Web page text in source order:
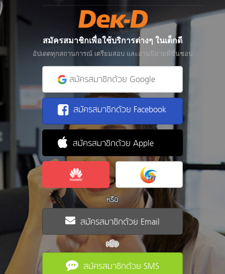
สมัครสมาชิกเพื่อใช้บริการต่างๆ ในเด็กดี
อัปเดตทุกสถานการณ์ เตรียมสอบ และอ่านนิยายที่ชื่นชอบ
สมัครสมาชิกด้วย Google
สมัครสมาชิกด้วย Facebook
สมัครสมาชิกด้วย Apple
หรือ
สมัครสมาชิกด้วย Email
หรือ
สมัครสมาชิกด้วย SMS